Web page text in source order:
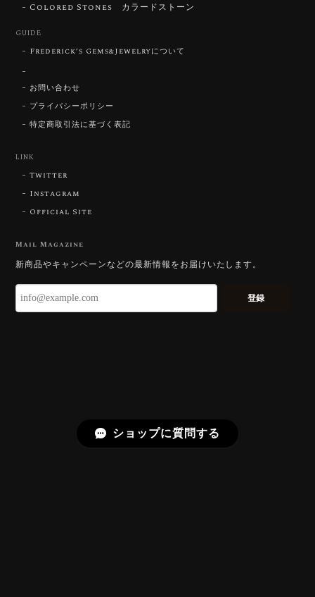
2026/07/30
ずっと待ち望んでいたカットを運よく購入できて嬉し
いです。 ウルウルとギラギラを一度に見ることができ
る不思議なカットだと感じました。強い煌めきだけで
で、そう感じていただけたことがなにより
です。Star Rose Cut™ は中心から外へ広
Colored Stones カラードストーン
GUIDE
Frederick’s Gems&Jewelryについて
お問い合わせ
プライバシーポリシー
特定商取引法に基づく表記
LINK
Twitter
Instagram
Official Site
Mail Magazine
新商品やキャンペーンなどの最新情報をお届けいたします。
登録
ショップに質問する